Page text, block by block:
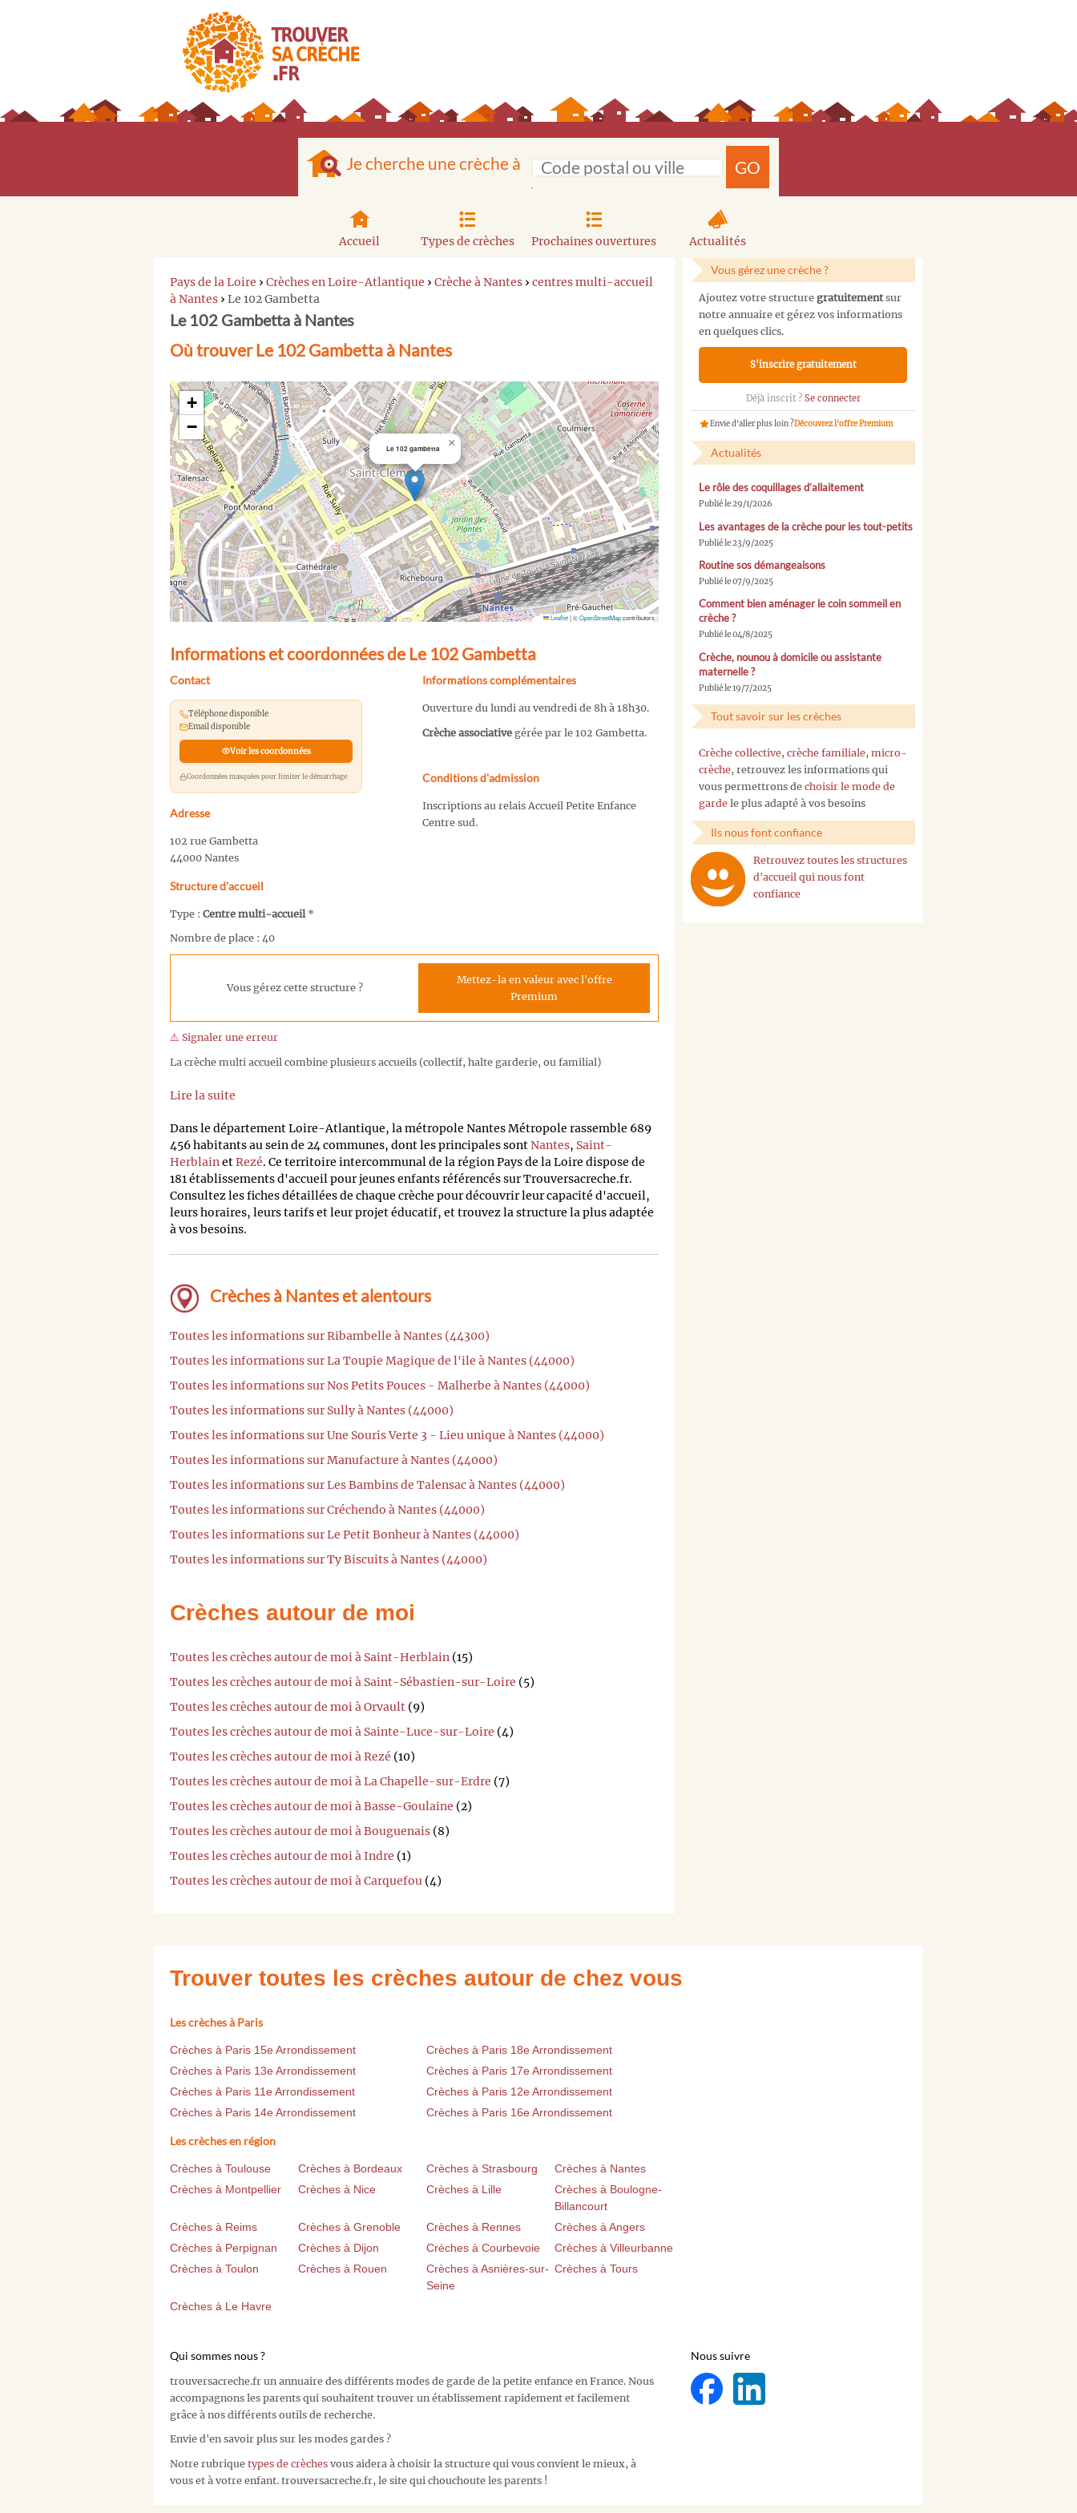
Je cherche une crèche à GO
Accueil Types de crèches Prochaines ouvertures Actualités
Pays de la Loire › Crèches en Loire-Atlantique › Crèche à Nantes › centres multi-accueil
à Nantes › Le 102 Gambetta
Le 102 Gambetta à Nantes
Où trouver Le 102 Gambetta à Nantes
Le 102 gambetta ×
+
−
Leaflet|©OpenStreetMapcontributors
Informations et coordonnées de Le 102 Gambetta
Contact
Téléphone disponible
Email disponible
Voir les coordonnées
Coordonnées masquées pour limiter le démarchage
Adresse
102 rue Gambetta
44000 Nantes
Structure d’accueil
Type : Centre multi-accueil *
Nombre de place : 40
Informations complémentaires
Ouverture du lundi au vendredi de 8h à 18h30.
Crèche associativegérée par le 102 Gambetta.
Conditions d'admission
Inscriptions au relais Accueil Petite Enfance
Centre sud.
Vous gérez cette structure ?
Mettez-la en valeur avec l'offre
Premium
⚠️ Signaler une erreur
La crèche multi accueil combine plusieurs accueils (collectif, halte garderie, ou familial)
Lire la suite
Dans le département Loire-Atlantique, la métropole Nantes Métropole rassemble 689
456 habitants au sein de 24 communes, dont les principales sontNantes, Saint-
HerblainetRezé. Ce territoire intercommunal de la région Pays de la Loire dispose de
181 établissements d'accueil pour jeunes enfants référencés sur Trouversacreche.fr.
Consultez les fiches détaillées de chaque crèche pour découvrir leur capacité d'accueil,
leurs horaires, leurs tarifs et leur projet éducatif, et trouvez la structure la plus adaptée
à vos besoins.
Crèches à Nantes et alentours
Toutes les informations sur Ribambelle à Nantes (44300)
Toutes les informations sur La Toupie Magique de l'ile à Nantes (44000)
Toutes les informations sur Nos Petits Pouces - Malherbe à Nantes (44000)
Toutes les informations sur Sully à Nantes (44000)
Toutes les informations sur Une Souris Verte 3 - Lieu unique à Nantes (44000)
Toutes les informations sur Manufacture à Nantes (44000)
Toutes les informations sur Les Bambins de Talensac à Nantes (44000)
Toutes les informations sur Créchendo à Nantes (44000)
Toutes les informations sur Le Petit Bonheur à Nantes (44000)
Toutes les informations sur Ty Biscuits à Nantes (44000)
Crèches autour de moi
Toutes les crèches autour de moi à Saint-Herblain (15)
Toutes les crèches autour de moi à Saint-Sébastien-sur-Loire (5)
Toutes les crèches autour de moi à Orvault (9)
Toutes les crèches autour de moi à Sainte-Luce-sur-Loire (4)
Toutes les crèches autour de moi à Rezé (10)
Toutes les crèches autour de moi à La Chapelle-sur-Erdre (7)
Toutes les crèches autour de moi à Basse-Goulaine (2)
Toutes les crèches autour de moi à Bouguenais (8)
Toutes les crèches autour de moi à Indre (1)
Toutes les crèches autour de moi à Carquefou (4)
Vous gérez une crèche ?
Ajoutez votre structure gratuitementsur
notre annuaire et gérez vos informations
en quelques clics.
S'inscrire gratuitement
Déjà inscrit ? Se connecter
Envie d'aller plus loin ?Découvrez l'offre Premium
Actualités
Le rôle des coquillages d’allaitement
Publié le 29/1/2026
Les avantages de la crèche pour les tout-petits
Publié le 23/9/2025
Routine sos démangeaisons
Publié le 07/9/2025
Comment bien aménager le coin sommeil en
crèche ?
Publié le 04/8/2025
Crèche, nounou à domicile ou assistante
maternelle ?
Publié le 19/7/2025
Tout savoir sur les crèches
Crèche collective, crèche familiale, micro-
crèche, retrouvez les informations qui
vous permettrons de choisir le mode de
garde le plus adapté à vos besoins
Ils nous font confiance
Retrouvez toutes les structures
d'accueil qui nous font
confiance
Trouver toutes les crèches autour de chez vous
Les crèches à Paris
Crèches à Paris 15e Arrondissement
Crèches à Paris 18e Arrondissement
Crèches à Paris 13e Arrondissement
Crèches à Paris 17e Arrondissement
Crèches à Paris 11e Arrondissement
Crèches à Paris 12e Arrondissement
Crèches à Paris 14e Arrondissement
Crèches à Paris 16e Arrondissement
Les crèches en région
Crèches à Toulouse Crèches à Bordeaux Crèches à Strasbourg
Crèches à Nantes
Crèches à Montpellier
Crèches à Nice Crèches à Lille
Crèches à Boulogne-
Billancourt
Crèches à Reims
Crèches à Grenoble Crèches à Rennes
Crèches à Angers
Crèches à Perpignan
Crèches à Dijon Crèches à Courbevoie
Crèches à Villeurbanne
Crèches à Toulon
Crèches à Rouen
Crèches à Asnières-sur-
Seine
Crèches à Tours
Crèches à Le Havre
Qui sommes nous ?
trouversacreche.fr un annuaire des différents modes de garde de la petite enfance en France. Nous
accompagnons les parents qui souhaitent trouver un établissement rapidement et facilement
grâce à nos différents outils de recherche.
Envie d'en savoir plus sur les modes gardes ?
Notre rubrique types de crèches vous aidera à choisir la structure qui vous convient le mieux, à
vous et à votre enfant. trouversacreche.fr, le site qui chouchoute les parents !
Nous suivre